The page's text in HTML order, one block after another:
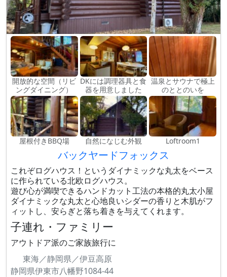
開放的な空間（リビ
ングダイニング）
DKには調理器具と食
器を用意しました
温泉とサウナで極上
のととのいを
屋根付きBBQ場 自然になじむ外観 Loftroom1
バックヤードフォックス
これぞログハウス！というダイナミックな丸太をベース
に作られている北欧ログハウス。
遊び心が満喫できるハンドカット工法の本格的丸太小屋
ダイナミックな丸太と心地良いシダーの香りと木肌がフ
ィットし、安らぎと落ち着きを与えてくれます。
子連れ・ファミリー
アウトドア派のご家族旅行に
東海／静岡県／伊豆高原
静岡県伊東市八幡野1084-44